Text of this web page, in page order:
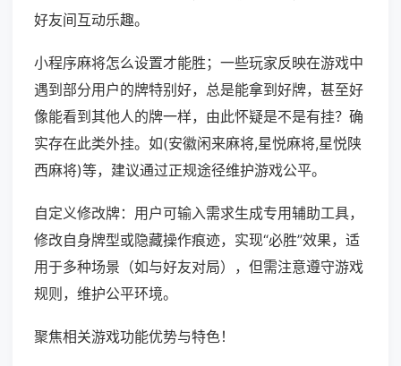
好友间互动乐趣。
小程序麻将怎么设置才能胜；一些玩家反映在游戏中
遇到部分用户的牌特别好，总是能拿到好牌，甚至好
像能看到其他人的牌一样，由此怀疑是不是有挂？确
实存在此类外挂。如(安徽闲来麻将,星悦麻将,星悦陕
西麻将)等，建议通过正规途径维护游戏公平。
自定义修改牌：用户可输入需求生成专用辅助工具，
修改自身牌型或隐藏操作痕迹，实现“必胜”效果，适
用于多种场景（如与好友对局），但需注意遵守游戏
规则，维护公平环境。
聚焦相关游戏功能优势与特色！